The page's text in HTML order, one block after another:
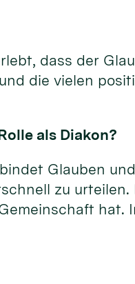
dass der
die vielen
als Diakon?
Glauben
zu
hat.